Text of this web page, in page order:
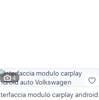
4
modulo carplay android